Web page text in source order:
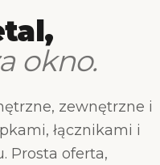
okno.
zewnętrzne i
łącznikami i
Prosta oferta,